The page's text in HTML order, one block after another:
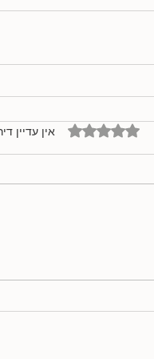
דירוג של 0 מתוך 5 כוכבים אין עדיין